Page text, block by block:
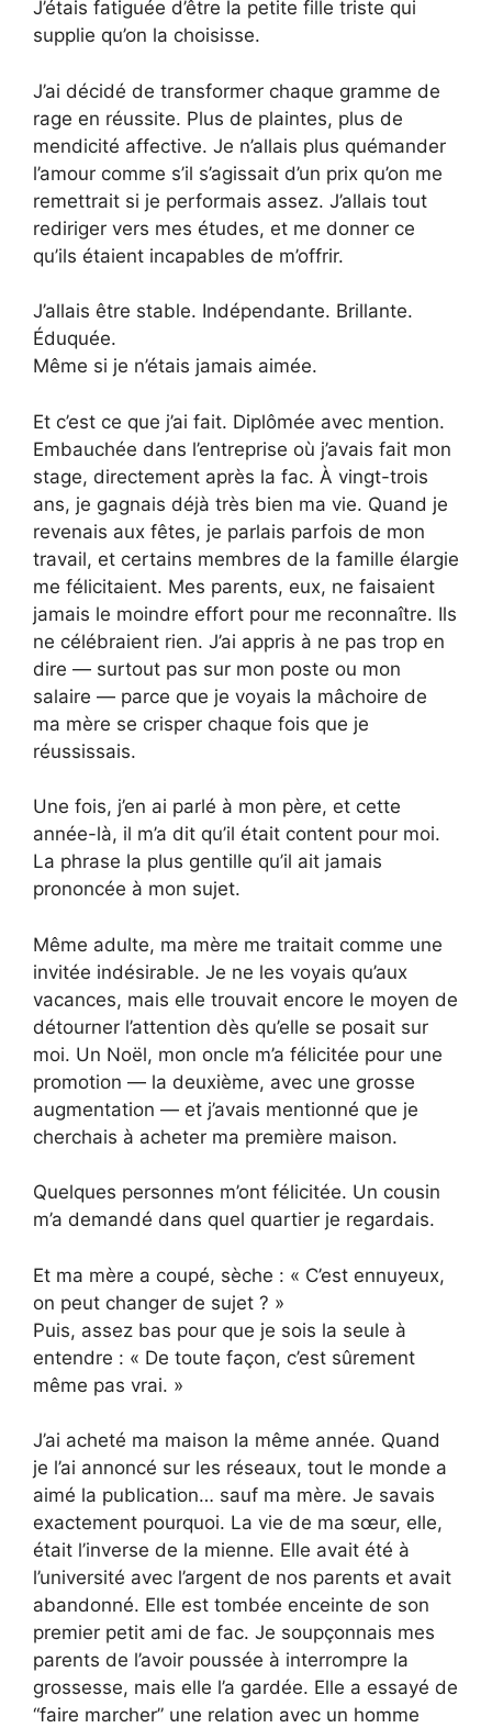
J’étais fatiguée d’être la petite fille triste qui
supplie qu’on la choisisse.
J’ai décidé de transformer chaque gramme de
rage en réussite. Plus de plaintes, plus de
mendicité affective. Je n’allais plus quémander
l’amour comme s’il s’agissait d’un prix qu’on me
remettrait si je performais assez. J’allais tout
rediriger vers mes études, et me donner ce
qu’ils étaient incapables de m’offrir.
J’allais être stable. Indépendante. Brillante.
Éduquée.
Même si je n’étais jamais aimée.
Et c’est ce que j’ai fait. Diplômée avec mention.
Embauchée dans l’entreprise où j’avais fait mon
stage, directement après la fac. À vingt-trois
ans, je gagnais déjà très bien ma vie. Quand je
revenais aux fêtes, je parlais parfois de mon
travail, et certains membres de la famille élargie
me félicitaient. Mes parents, eux, ne faisaient
jamais le moindre effort pour me reconnaître. Ils
ne célébraient rien. J’ai appris à ne pas trop en
dire — surtout pas sur mon poste ou mon
salaire — parce que je voyais la mâchoire de
ma mère se crisper chaque fois que je
réussissais.
Une fois, j’en ai parlé à mon père, et cette
année-là, il m’a dit qu’il était content pour moi.
La phrase la plus gentille qu’il ait jamais
prononcée à mon sujet.
Même adulte, ma mère me traitait comme une
invitée indésirable. Je ne les voyais qu’aux
vacances, mais elle trouvait encore le moyen de
détourner l’attention dès qu’elle se posait sur
moi. Un Noël, mon oncle m’a félicitée pour une
promotion — la deuxième, avec une grosse
augmentation — et j’avais mentionné que je
cherchais à acheter ma première maison.
Quelques personnes m’ont félicitée. Un cousin
m’a demandé dans quel quartier je regardais.
Et ma mère a coupé, sèche : « C’est ennuyeux,
on peut changer de sujet ? »
Puis, assez bas pour que je sois la seule à
entendre : « De toute façon, c’est sûrement
même pas vrai. »
J’ai acheté ma maison la même année. Quand
je l’ai annoncé sur les réseaux, tout le monde a
aimé la publication… sauf ma mère. Je savais
exactement pourquoi. La vie de ma sœur, elle,
était l’inverse de la mienne. Elle avait été à
l’université avec l’argent de nos parents et avait
abandonné. Elle est tombée enceinte de son
premier petit ami de fac. Je soupçonnais mes
parents de l’avoir poussée à interrompre la
grossesse, mais elle l’a gardée. Elle a essayé de
“faire marcher” une relation avec un homme